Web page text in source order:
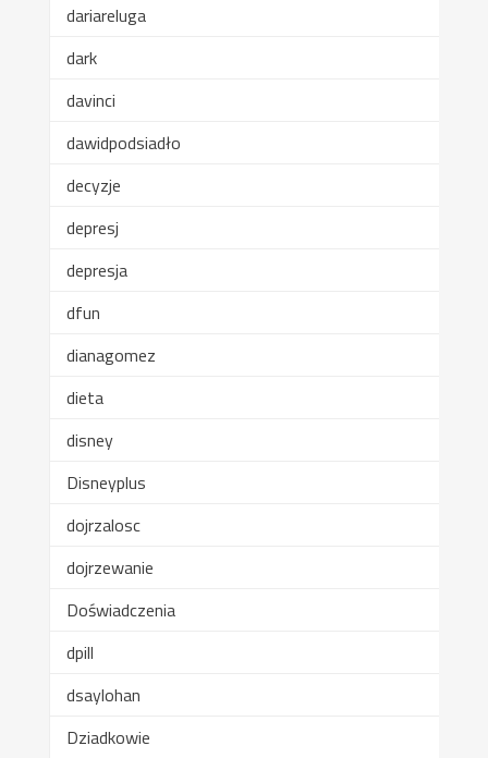
dariareluga
dark
davinci
dawidpodsiadło
decyzje
depresj
depresja
dfun
dianagomez
dieta
disney
Disneyplus
dojrzalosc
dojrzewanie
Doświadczenia
dpill
dsaylohan
Dziadkowie